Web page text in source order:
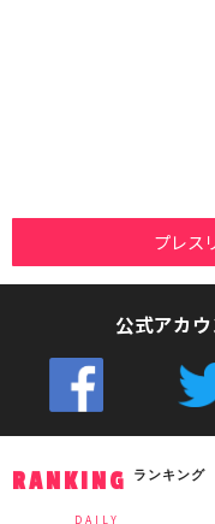
プレス
公式アカ
RANKING ランキング
DAILY